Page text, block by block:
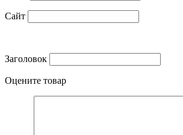
Сайт
Заголовок
Оцените товар